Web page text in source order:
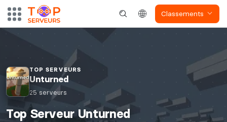
Classements
TOP SERVEURS
Unturned
25 serveurs
Top Serveur Unturned